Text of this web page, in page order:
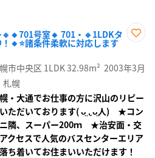
号室🔸 701・🔹1LDKタ
🔸⭐諸条件柔軟に対応します
り登
録
市中央区 1LDK32.98m² 2003年3月
札幌
・大通でお仕事の方に沢山のリピー
いただいております( ᴗ̤ .̮ ᴗ̤人) ★コン
隣、スーパー200ｍ ★治安面・交
クセスで人気のバスセンターエリア
ち着いてお住まいいただけます！